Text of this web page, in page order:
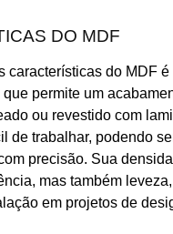
DO MDF
características do MDF
que permite um
ou revestido com
de trabalhar, podendo
precisão. Sua
mas também
em projetos de